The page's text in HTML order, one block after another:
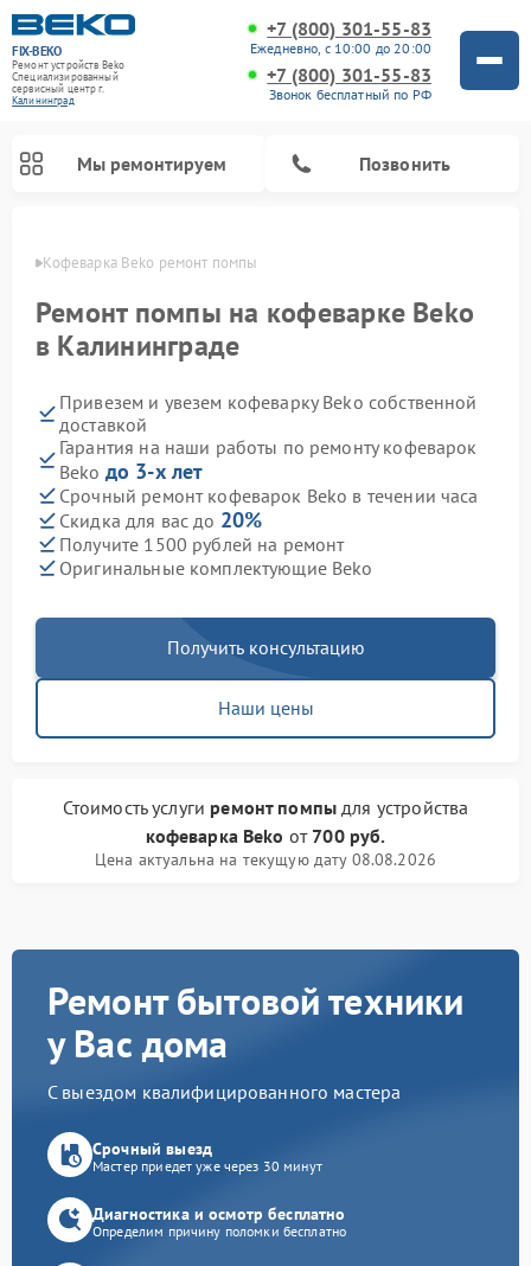
FIX-BEKO
Ремонт устройств Beko
Специализированный
cервисный центр г.
Калининград
+7 (800) 301-55-83
Ежедневно, с 10:00 до 20:00
+7 (800) 301-55-83
Звонок бесплатный по РФ
Мы ремонтируем Позвонить
Кофеварка Beko ремонт помпы
Ремонт помпы на кофеварке Beko
в Калининграде
Привезем и увезем кофеварку Beko собственной
доставкой
Гарантия на наши работы по ремонту кофеварок
Beko до 3-х лет
Срочный ремонт кофеварок Beko в течении часа
Скидка для вас до 20%
Получите 1500 рублей на ремонт
Оригинальные комплектующие Beko
Получить консультацию
Наши цены
Стоимость услуги ремонт помпы для устройства
кофеварка Beko от 700 руб.
Цена актуальна на текущую дату 08.08.2026
Ремонт бытовой техники
у Вас дома
С выездом квалифицированного мастера
Срочный выезд
Мастер приедет уже через 30 минут
Диагностика и осмотр бесплатно
Определим причину поломки бесплатно